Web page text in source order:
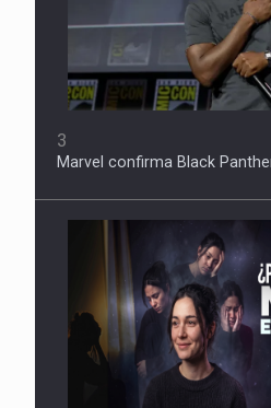
3
Marvel confirma Black